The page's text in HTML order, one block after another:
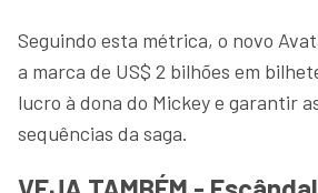
Seguindo esta métrica, o novo
a marca de US$ 2 bilhões em
lucro à dona do Mickey e garantir
sequências da saga.